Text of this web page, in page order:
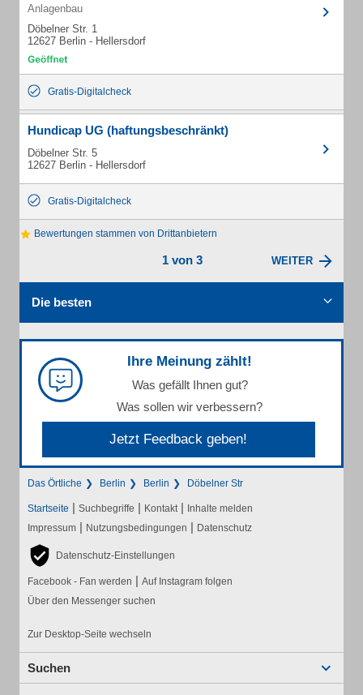
Anlagenbau
Döbelner Str. 1
12627 Berlin - Hellersdorf
Gratis-Digitalcheck
Hundicap UG (haftungsbeschränkt)
Döbelner Str. 5
12627 Berlin - Hellersdorf
Gratis-Digitalcheck
Bewertungen stammen von Drittanbietern
1 von 3 WEITER
Die besten
Ihre Meinung zählt!
Was gefällt Ihnen gut?
Was sollen wir verbessern?
Jetzt Feedback geben!
Das Örtliche Berlin Berlin Döbelner Str
Startseite | Suchbegriffe | Kontakt | Inhalte melden
Impressum | Nutzungsbedingungen | Datenschutz
Datenschutz-Einstellungen
Facebook - Fan werden | Auf Instagram folgen
Über den Messenger suchen
Zur Desktop-Seite wechseln
Suchen